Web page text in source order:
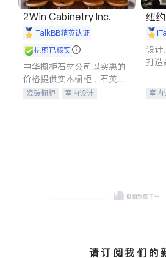
2Win Cabinetry Inc.
iTalkBB精英认证
执照已核实
中华橱柜石材公司以实惠的
价格提供实木橱柜，石英石
台面，多种优质不锈钢水
瓷砖橱柜
室内设计
纽约
A
设计
打造
室内
请订阅我们的